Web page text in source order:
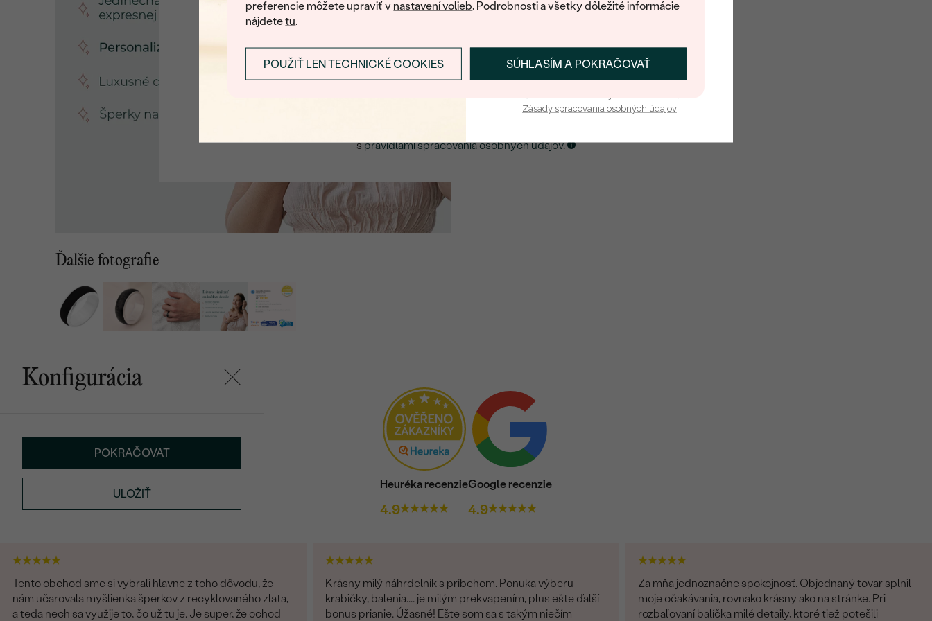
preferencie môžete upraviť v nastavení volieb. Podrobnosti a všetky dôležité informácie
nájdetetu.
SÚHLASÍM A POKRAČOVAŤ
POUŽIŤ LEN TECHNICKÉ COOKIES
Ďalšie fotografie
Konfigurácia
POKRAČOVAT
ULOŽIŤ
Heuréka recenzie
4.9
Google recenzie
4.9
Tento obchod sme si vybrali hlavne z toho dôvodu, že
nám učarovala myšlienka šperkov z recyklovaného zlata,
a teda nech sa využije to, čo už tu je. Je super, že ochod
Krásny milý náhrdelník s príbehom. Ponuka výberu
krabičky, balenia.... je milým prekvapením, plus ešte ďalší
bonus prianie. Úžasné! Ešte som sa s takým niečím
Za mňa jednoznačne spokojnosť. Objednaný tovar splnil
moje očakávania, rovnako krásny ako na stránke. Pri
rozbaľovaní balíčka milé detaily, ktoré tiež potešili
ZASLAŤ UPOZORNENIE NA TENTO
spravidlami spracovania osobných údajov.
Prihlásiť sa a získať zľavu
Zásady spracovania osobných údajov